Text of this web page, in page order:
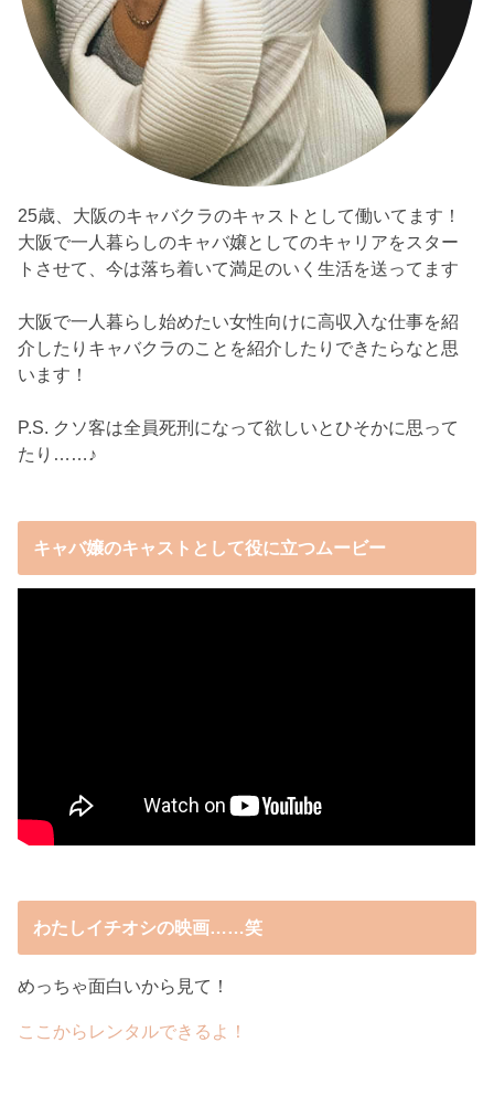
25歳、大阪のキャバクラのキャストとして働いてます！
大阪で一人暮らしのキャバ嬢としてのキャリアをスター
トさせて、今は落ち着いて満足のいく生活を送ってます
大阪で一人暮らし始めたい女性向けに高収入な仕事を紹
介したりキャバクラのことを紹介したりできたらなと思
います！
P.S. クソ客は全員死刑になって欲しいとひそかに思って
たり……♪
キャバ嬢のキャストとして役に立つムービー
わたしイチオシの映画……笑
めっちゃ面白いから見て！
ここからレンタルできるよ！